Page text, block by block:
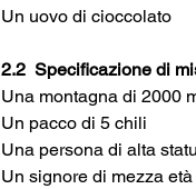
Un uovo di cioccolato
2.2  Specificazione di
Una montagna di 2000
Un pacco di 5 chili
Una persona di alta
Un signore di mezza età